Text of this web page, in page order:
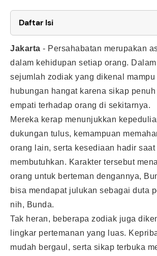
Daftar Isi
Jakarta - Persahabatan merupakan
dalam kehidupan setiap orang.
sejumlah zodiak yang dikenal mampu
hubungan hangat karena sikap
empati terhadap orang di sekitarnya.
Mereka kerap menunjukkan
dukungan tulus, kemampuan
orang lain, serta kesediaan hadir saat
membutuhkan. Karakter tersebut
orang untuk berteman dengannya,
bisa mendapat julukan sebagai duta
nih, Bunda.
Tak heran, beberapa zodiak juga
lingkar pertemanan yang luas.
mudah bergaul, serta sikap terbuka